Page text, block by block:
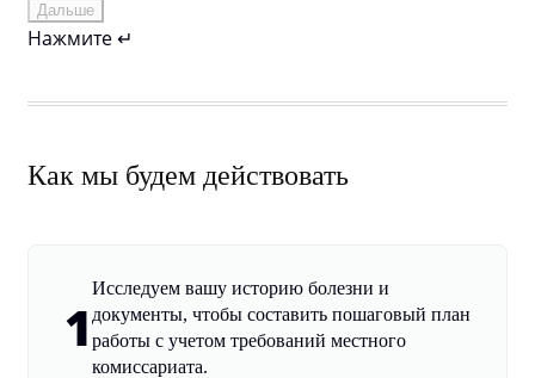
Дальше
Нажмите ↵
Как мы будем действовать
1
Исследуем вашу историю болезни и
документы, чтобы составить пошаговый план
работы с учетом требований местного
комиссариата.